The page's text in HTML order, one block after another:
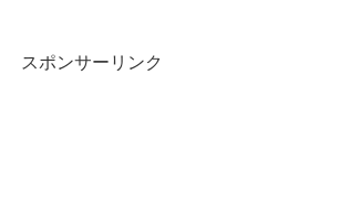
スポンサーリンク